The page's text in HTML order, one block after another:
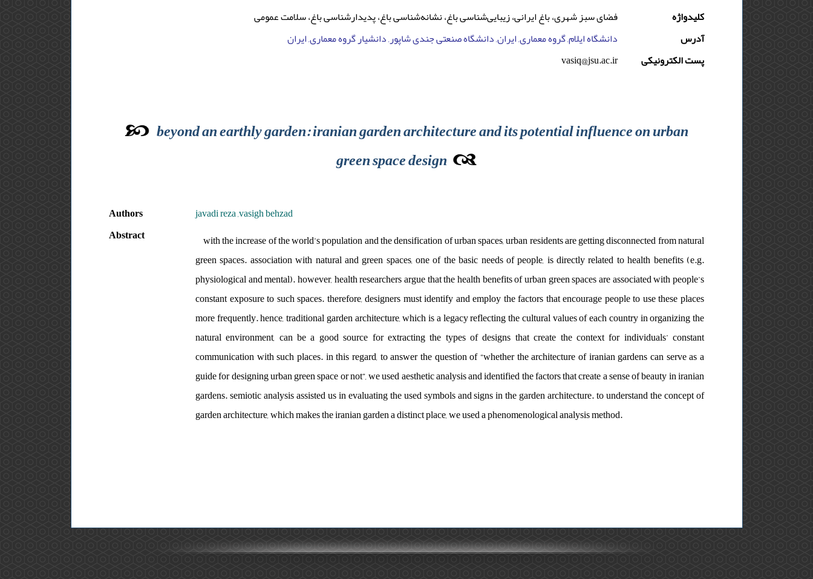
کلیدواژه
فضای سبز شهری، باغ ایرانی، زیبایی‌شناسی باغ، نشانه‌شناسی باغ، پدیدارشناسی باغ، سلامت عمومی
آدرس
دانشگاه ایلام, گروه معماری, ایران, دانشگاه صنعتی جندی شاپور, دانشیار گروه معماری, ایران
پست الکترونیکی
vasiq@jsu.ac.ir
beyond an earthly garden: iranian garden architecture and its potential influence on urban
green space design
Authors
javadi reza ,vasigh behzad
Abstract
with the increase of the world’s population and the densification of urban spaces, urban residents are getting disconnected from natural
green spaces. association with natural and green spaces, one of the basic needs of people, is directly related to health benefits (e.g.
physiological and mental). however, health researchers argue that the health benefits of urban green spaces are associated with people’s
constant exposure to such spaces. therefore, designers must identify and employ the factors that encourage people to use these places
more frequently. hence, traditional garden architecture, which is a legacy reflecting the cultural values of each country in organizing the
natural environment, can be a good source for extracting the types of designs that create the context for individuals’ constant
communication with such places. in this regard, to answer the question of “whether the architecture of iranian gardens can serve as a
guide for designing urban green space or not”, we used aesthetic analysis and identified the factors that create a sense of beauty in iranian
gardens. semiotic analysis assisted us in evaluating the used symbols and signs in the garden architecture. to understand the concept of
garden architecture, which makes the iranian garden a distinct place, we used a phenomenological analysis method.